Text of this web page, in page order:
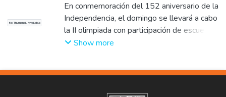
No Thumbnail Available
14 )Álvarez, Henry
En conmemoración del 152 aniversario de la
Independencia, el domingo se llevará a cabo
la II olimpiada con participación de escuelas
y colegios de Cartago. Desde las 8 a.m. y
competencias de atletas en diferentes
modalidades y categorías. Y por último
Show more